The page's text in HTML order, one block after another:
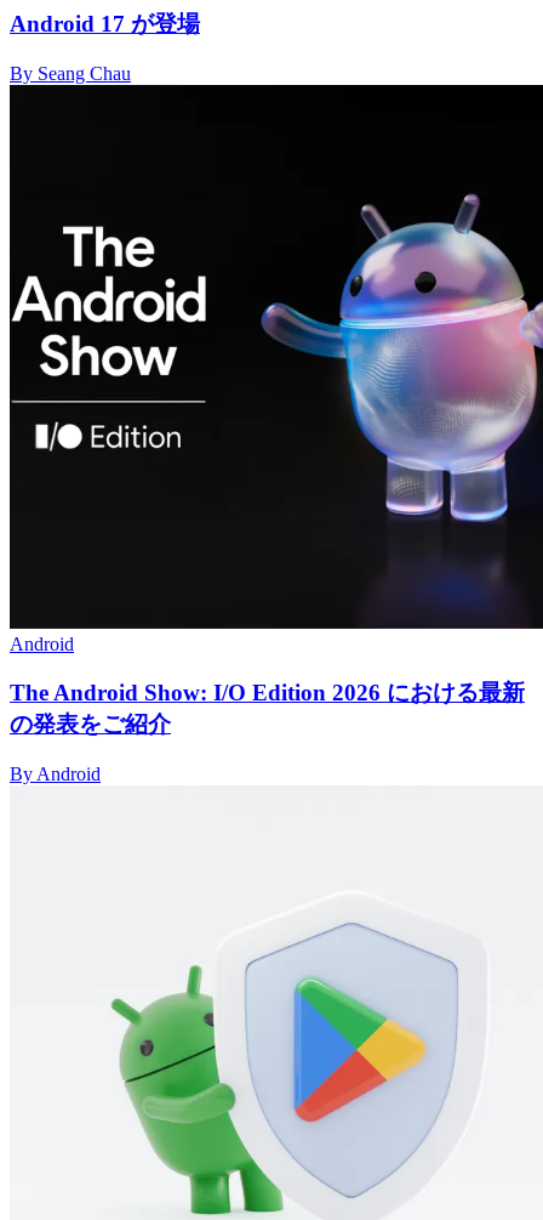
Android 17 が登場
By Seang Chau
Android
The Android Show: I/O Edition 2026 における最新
の発表をご紹介
By Android